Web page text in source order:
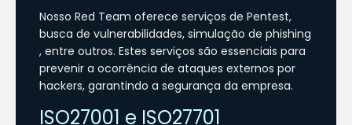
Nosso Red Team oferece serviços de Pentest,
busca de vulnerabilidades, simulação de phishing
, entre outros. Estes serviços são essenciais para
prevenir a ocorrência de ataques externos por
hackers, garantindo a segurança da empresa.
ISO27001 e ISO27701